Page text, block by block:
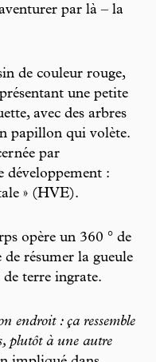
par là – la
de couleur rouge,
une petite
avec des arbres
papillon qui volète.
par
développement :
» (HVE).
opère un 360 ° de
de résumer la gueule
terre ingrate.
endroit : ça ressemble
plutôt à une autre